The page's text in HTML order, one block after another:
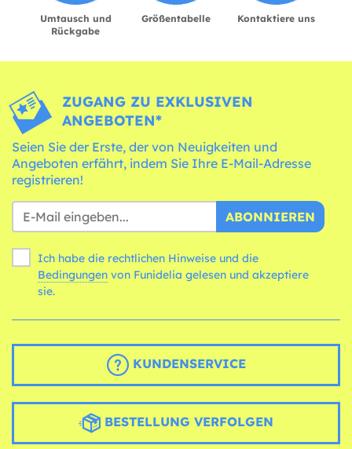
Umtausch und
Rückgabe
Größentabelle Kontaktiere uns
ZUGANG ZU EXKLUSIVEN
ANGEBOTEN*
Seien Sie der Erste, der von Neuigkeiten und
Angeboten erfährt, indem Sie Ihre E-Mail-Adresse
registrieren!
ABONNIEREN
Ich habe die rechtlichen Hinweise und die
Bedingungen
sie.
KUNDENSERVICE
BESTELLUNG VERFOLGEN